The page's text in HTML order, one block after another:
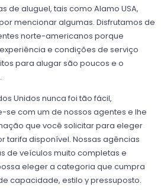
de aluguel, tais como Alamo USA,
por mencionar algumas. Disfrutamos de
norte-americanos porque
e condições de serviço
para alugar são poucos e o
Unidos nunca foi tão fácil,
com um de nossos agentes e lhe
que você solicitar para eleger
tarifa disponível. Nossas agências
de veículos muito completas e
eleger a categoria que cumpra
capacidade, estilo y pressuposto.